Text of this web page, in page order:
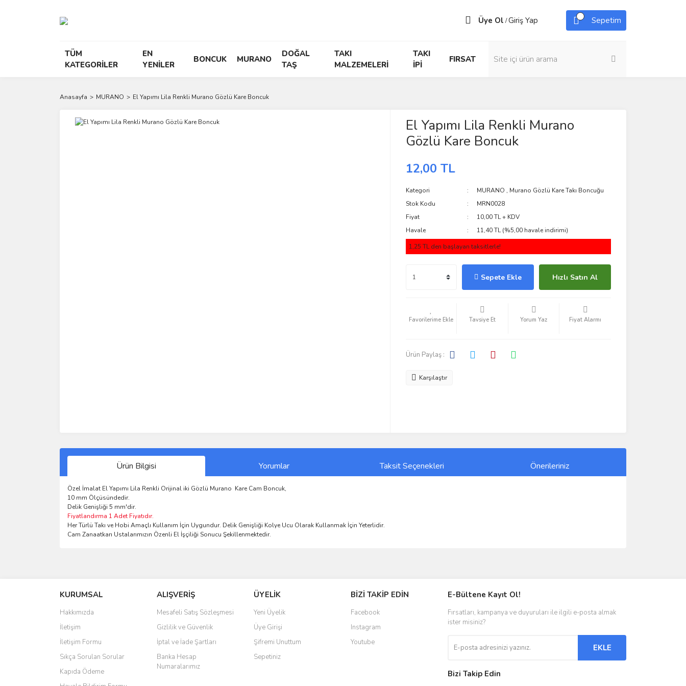
Üye Ol /Giriş Yap Sepetim
TÜM
KATEGORİLER
EN
YENİLER
BONCUK MURANO
DOĞAL
TAŞ
TAKI
MALZEMELERİ
TAKI
İPİ
FIRSAT
Anasayfa MURANO El Yapımı Lila Renkli Murano Gözlü Kare Boncuk
El Yapımı Lila Renkli Murano
Gözlü Kare Boncuk
12,00 TL
Kategori MURANO , Murano Gözlü Kare Takı Boncuğu
Stok Kodu
MRN0028
Fiyat
10,00 TL + KDV
Havale
11,40 TL (%5,00 havale indirimi)
1,25 TL den başlayan taksitlerle!
Sepete Ekle Hızlı Satın Al
Tavsiye Et Yorum Yaz Fiyat Alarmı
Ürün Paylaş :
Karşılaştır
Ürün Bilgisi Yorumlar Taksit Seçenekleri Önerileriniz
Özel İmalat El Yapımı Lila Renkli Orijinal iki Gözlü Murano Kare Cam Boncuk,
10 mm Ölçüsündedir.
Delik Genişliği 5 mm'dir.
Fiyatlandırma 1 Adet Fiyatıdır.
Her Türlü Takı ve Hobi Amaçlı Kullanım İçin Uygundur. Delik Genişliği Kolye Ucu Olarak Kullanmak İçin Yeterlidir.
Cam Zanaatkarı Ustalarımızın Özenli El İşçiliği Sonucu Şekillenmektedir.
Ürün resmi kalitesiz, bozuk veya görüntülenemiyor.
Ürün açıklamasında eksik bilgiler bulunuyor.
Ürün bilgilerinde hatalar bulunuyor.
Ürün fiyatı diğer sitelerden daha pahalı.
Bu ürüne benzer farklı alternatifler olmalı.
KURUMSAL
Hakkımızda
İletişim
İletişim Formu
Sıkça Sorulan Sorular
Kapıda Ödeme
ALIŞVERİŞ
Mesafeli Satış Sözleşmesi
Gizlilik ve Güvenlik
İptal ve İade Şartları
Banka Hesap
Numaralarımız
ÜYELİK
Yeni Üyelik
Üye Girişi
Şifremi Unuttum
Sepetiniz
BİZİ TAKİP EDİN
Facebook
Instagram
Youtube
E-Bültene Kayıt Ol!
Fırsatları, kampanya ve duyuruları ile ilgili e-posta almak
ister misiniz?
EKLE
Bizi Takip Edin